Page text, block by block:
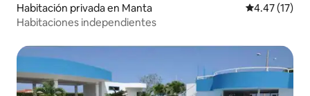
Habitación privada en Manta Calificación
4.47 (17)
Habitaciones independientes